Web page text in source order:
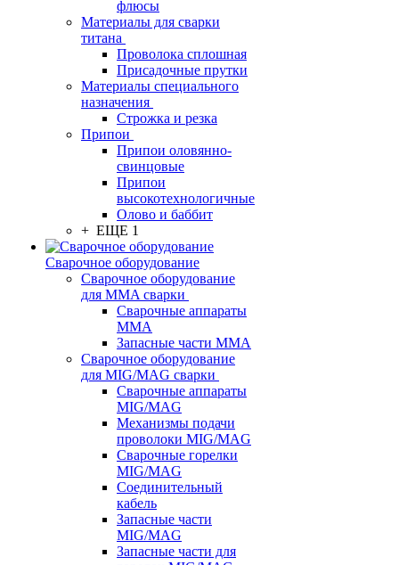
флюсы
Материалы для сварки
титана
Проволока сплошная
Присадочные прутки
Материалы специального
назначения
Строжка и резка
Припои
Припои оловянно-
свинцовые
Припои
высокотехнологичные
Олово и баббит
+ ЕЩЕ 1
Сварочное оборудование
Сварочное оборудование
для MMA сварки
Сварочные аппараты
MMA
Запасные части MMA
Сварочное оборудование
для MIG/MAG сварки
Сварочные аппараты
MIG/MAG
Механизмы подачи
проволоки MIG/MAG
Сварочные горелки
MIG/MAG
Соединительный
кабель
Запасные части
MIG/MAG
Запасные части для